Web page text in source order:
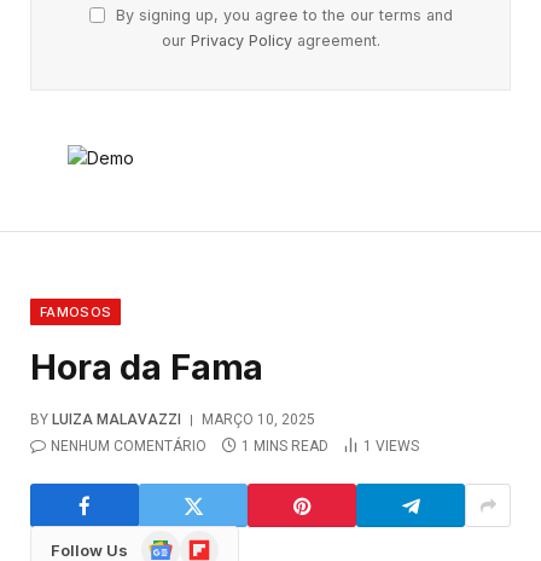
By signing up, you agree to the our terms and
our Privacy Policyagreement.
FAMOSOS
Hora da Fama
BY LUIZA MALAVAZZI
MARÇO 10, 2025
NENHUM COMENTÁRIO
1 MINS READ 1 VIEWS
Follow Us
GoogleFlipboard